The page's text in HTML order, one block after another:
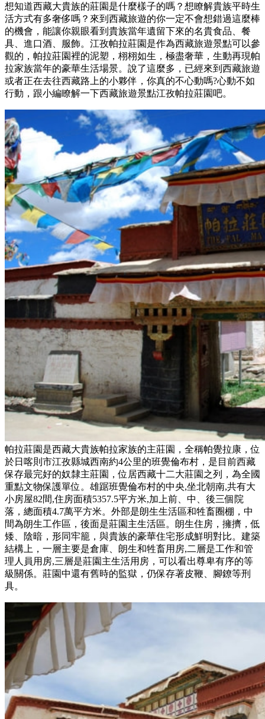
想知道西藏大貴族的莊園是什麼樣子的嗎？想瞭解貴族平時生
活方式有多奢侈嗎？來到西藏旅遊的你一定不會想錯過這麼棒
的機會，能讓你親眼看到貴族當年遺留下來的名貴食品、餐
具、進口酒、服飾。江孜帕拉莊園是作為西藏旅遊景點可以參
觀的，帕拉莊園裡的泥塑，栩栩如生，極盡奢華，生動再現帕
拉家族當年的豪華生活場景。說了這麼多，已經來到西藏旅遊
或者正在去往西藏路上的小夥伴，你真的不心動嗎?心動不如
行動，跟小編瞭解一下西藏旅遊景點江孜帕拉莊園吧。
帕拉莊園是西藏大貴族帕拉家族的主莊園，全稱帕覺拉康，位
於日喀則市江孜縣城西南約4公里的班覺倫布村，是目前西藏
保存最完好的奴隸主莊園，位居西藏十二大莊園之列，為全國
重點文物保護單位。雄踞班覺倫布村的中央,坐北朝南,共有大
小房屋82間,住房面積5357.5平方米,加上前、中、後三個院
落，總面積4.7萬平方米。外部是朗生生活區和牲畜圈棚，中
間為朗生工作區，後面是莊園主生活區。朗生住房，擁擠，低
矮、陰暗，形同牢籠，與貴族的豪華住宅形成鮮明對比。建築
結構上，一層主要是倉庫、朗生和牲畜用房,二層是工作和管
理人員用房,三層是莊園主生活用房，可以看出尊卑有序的等
級關係。莊園中還有舊時的監獄，仍保存著皮鞭、腳鐐等刑
具。